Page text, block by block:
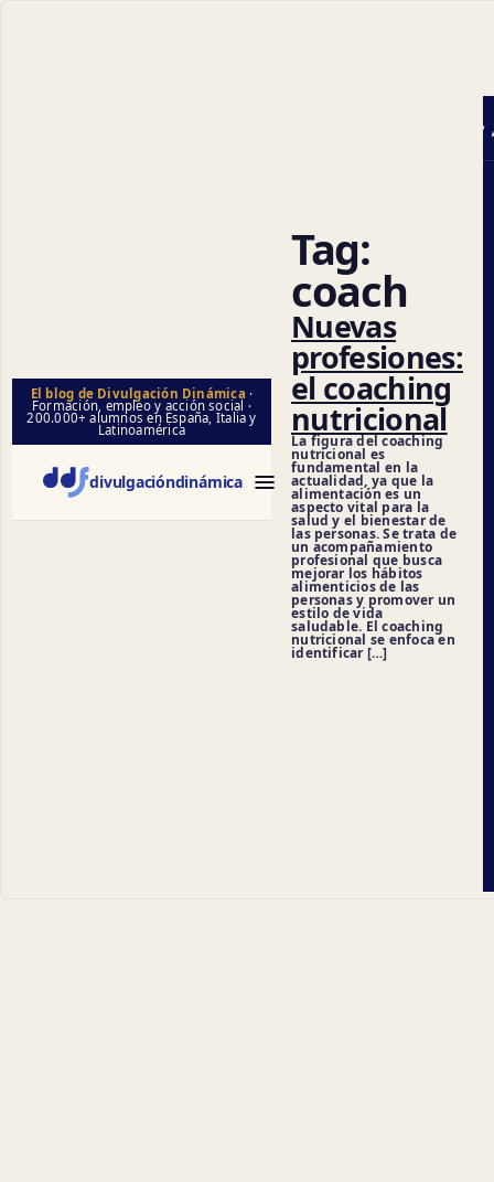
El blog de Divulgación Dinámica ·
Formación, empleo y acción social ·
200.000+ alumnos en España, Italia y
Latinoamérica
divulgacióndinámica
Tag:
coach
Nuevas
profesiones:
el coaching
nutricional
La figura del coaching
nutricional es
fundamental en la
actualidad, ya que la
alimentación es un
aspecto vital para la
salud y el bienestar de
las personas. Se trata de
un acompañamiento
profesional que busca
mejorar los hábitos
alimenticios de las
personas y promover un
estilo de vida
saludable. El coaching
nutricional se enfoca en
identificar […]
Ciencias